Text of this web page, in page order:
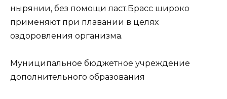
нырянии, без помощи ласт.Брасс широко
применяют при плавании в целях
оздоровления организма.
Муниципальное бюджетное учреждение
дополнительного образования